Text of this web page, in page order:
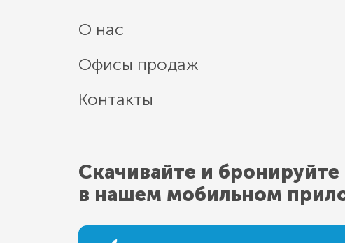
О нас
Офисы продаж
Контакты
Скачивайте и
в нашем мобильном